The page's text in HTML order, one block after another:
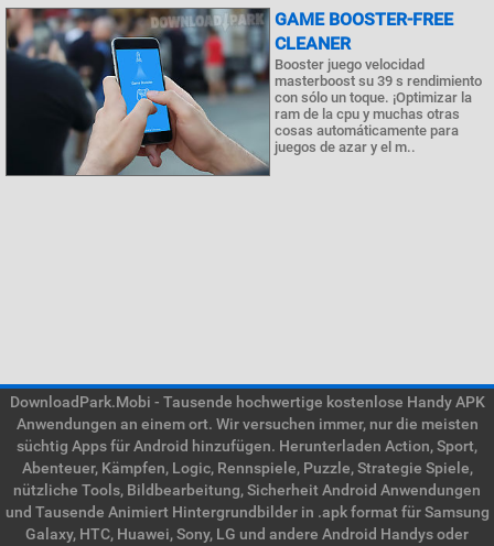
GAME BOOSTER-FREE
CLEANER
Booster juego velocidad
masterboost su 39 s rendimiento
con sólo un toque. ¡Optimizar la
ram de la cpu y muchas otras
cosas automáticamente para
juegos de azar y el m..
DownloadPark.Mobi - Tausende hochwertige kostenlose Handy APK
Anwendungen an einem ort. Wir versuchen immer, nur die meisten
süchtig Apps für Android hinzufügen. Herunterladen Action, Sport,
Abenteuer, Kämpfen, Logic, Rennspiele, Puzzle, Strategie Spiele,
nützliche Tools, Bildbearbeitung, Sicherheit Android Anwendungen
und Tausende Animiert Hintergrundbilder in .apk format für Samsung
Galaxy, HTC, Huawei, Sony, LG und andere Android Handys oder